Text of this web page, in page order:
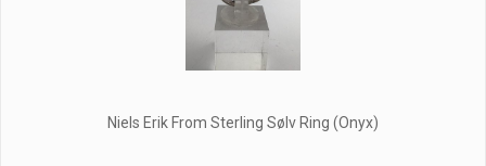
Niels Erik From Sterling Sølv Ring (Onyx)